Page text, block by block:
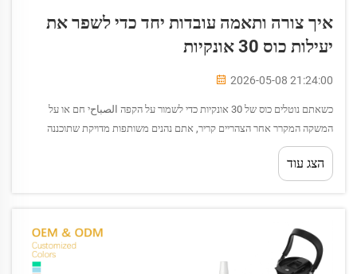
איך צורה ותאמה עובדות יחד כדי לשפר את
יעילות כוס 30 אונקיות
2026-05-08 21:24:00
כשאתם נוטלים כוס של 30 אונקיות כדי לשמור על הקפה الصباحי חם או על
המשקה המקרר אחר הצהריים קריר, אתם נהנים משותפות מדויקת שתוכננה
נקבעת...
הצג עוד